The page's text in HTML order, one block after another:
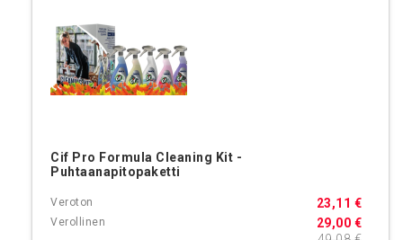
Cif Pro Formula Cleaning Kit -
Puhtaanapitopaketti
29,00 €
23,11 €